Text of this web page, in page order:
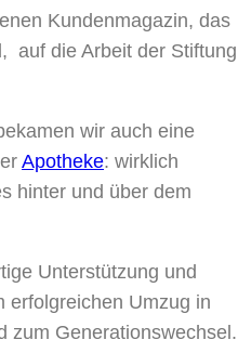
Kundenmagazin, das
auf die Arbeit der Stiftung
wir auch eine
Apotheke: wirklich
hinter und über dem
Unterstützung und
erfolgreichen Umzug in
zum Generationswechsel.